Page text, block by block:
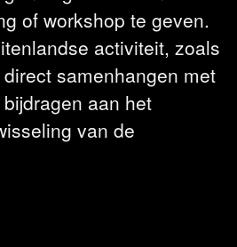
of workshop te geven.
activiteit, zoals
samenhangen met
aan het
van de